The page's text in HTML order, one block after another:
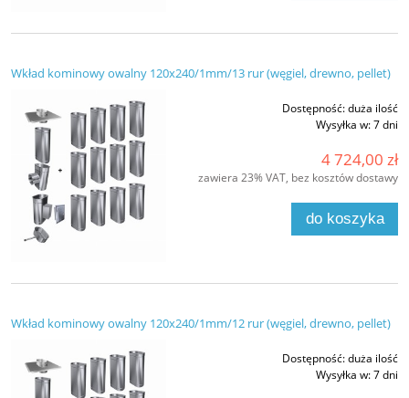
Wkład kominowy owalny 120x240/1mm/13 rur (węgiel, drewno, pellet)
Dostępność:duża ilość
Wysyłka w:7 dni
4 724,00 zł
zawiera 23% VAT, bez kosztów dostawy
do koszyka
Wkład kominowy owalny 120x240/1mm/12 rur (węgiel, drewno, pellet)
Dostępność:duża ilość
Wysyłka w:7 dni